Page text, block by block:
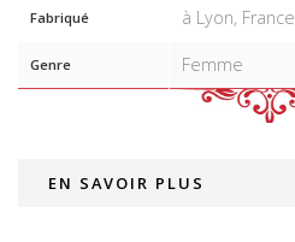
Fabriqué à Lyon, France
Genre Femme
EN SAVOIR PLUS